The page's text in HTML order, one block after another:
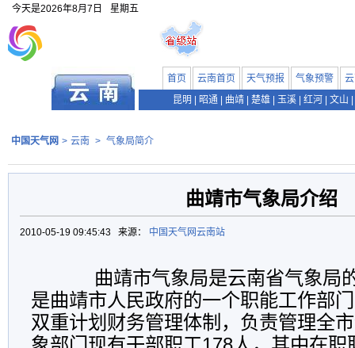
今天是2026年8月7日 星期五
首页 云南首页 天气预报 气象预警
昆明
昭通 曲靖 楚雄 玉溪 红河 文山
中国天气网 > 云南 > 气象局简介
曲靖市气象局介绍
2010-05-19 09:45:43 来源： 中国天气网云南站
曲靖市气象局是云南省气象局
是曲靖市人民政府的一个职能工作部
双重计划财务管理体制，负责管理全